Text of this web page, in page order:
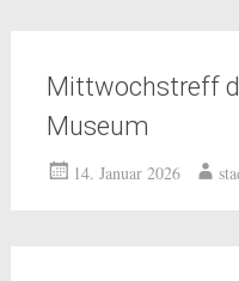
Mittwochstreff
Museum
14. Januar 2026